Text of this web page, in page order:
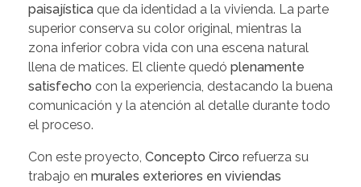
paisajística que da identidad a la vivienda. La parte
superior conserva su color original, mientras la
zona inferior cobra vida con una escena natural
llena de matices. El cliente quedó plenamente
satisfecho con la experiencia, destacando la buena
comunicación y la atención al detalle durante todo
el proceso.
Con este proyecto, Concepto Circo refuerza su
trabajo en murales exteriores en viviendas